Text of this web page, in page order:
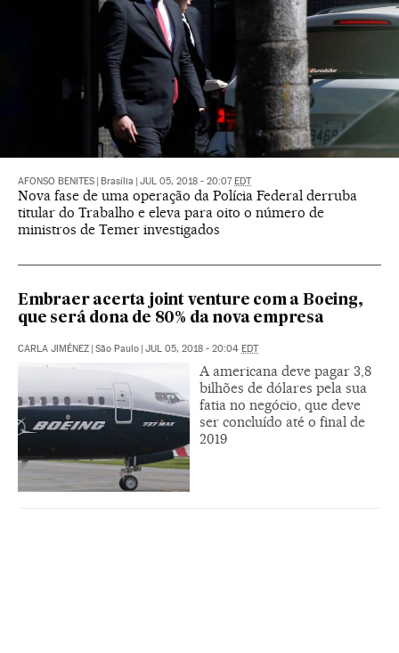
AFONSO BENITES Brasília JUL 05, 2018 - 20:07 EDT
Nova fase de uma operação da Polícia Federal derruba
titular do Trabalho e eleva para oito o número de
ministros de Temer investigados
Embraer acerta joint venture com a Boeing,
que será dona de 80% da nova empresa
CARLA JIMÉNEZ São Paulo JUL 05, 2018 - 20:04 EDT
A americana deve pagar 3,8
bilhões de dólares pela sua
fatia no negócio, que deve
ser concluído até o final de
2019